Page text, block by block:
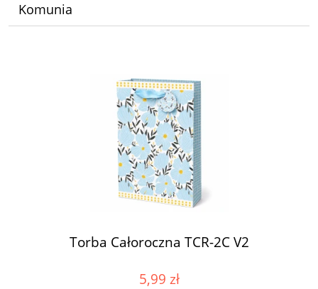
Komunia
Torba Całoroczna TCR-2C V2
5,99 zł